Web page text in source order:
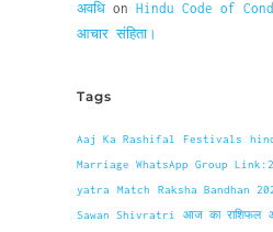
अवधि on Hindu Code of
आचार संहिता।
Tags
Aaj Ka Rashifal Festivals
Marriage WhatsApp Group
yatra Match Raksha Bandhan
Sawan Shivratri आज का राशिफल